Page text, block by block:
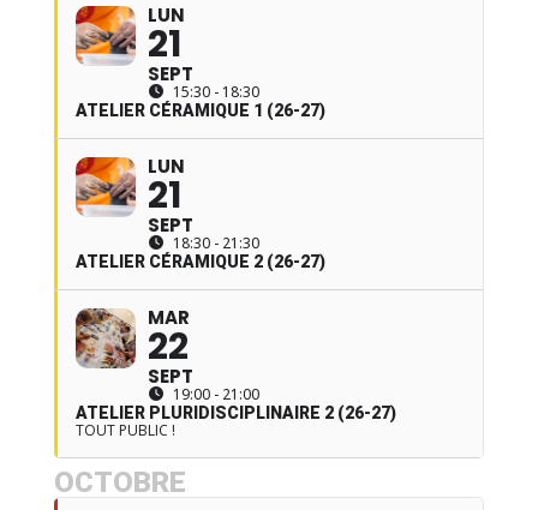
LUN
21
SEPT
15:30 - 18:30
ATELIER CÉRAMIQUE 1 (26-27)
LUN
21
SEPT
18:30 - 21:30
ATELIER CÉRAMIQUE 2 (26-27)
MAR
22
SEPT
19:00 - 21:00
ATELIER PLURIDISCIPLINAIRE 2 (26-27)
TOUT PUBLIC !
OCTOBRE